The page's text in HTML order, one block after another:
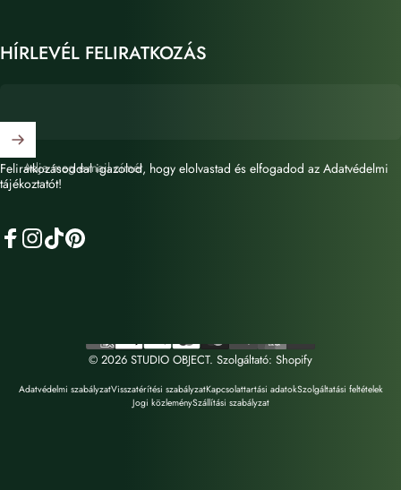
HÍRLEVÉL FELIRATKOZÁS
Adja meg e-mail címét
Feliratkozásoddal igazolod, hogy elolvastad és elfogadod az Adatvédelmi
tájékoztatót!
© 2026 STUDIO OBJECT. Szolgáltató: Shopify
Adatvédelmi szabályzatVisszatérítési szabályzatKapcsolattartási adatokSzolgáltatási feltételek
Jogi közleménySzállítási szabályzat